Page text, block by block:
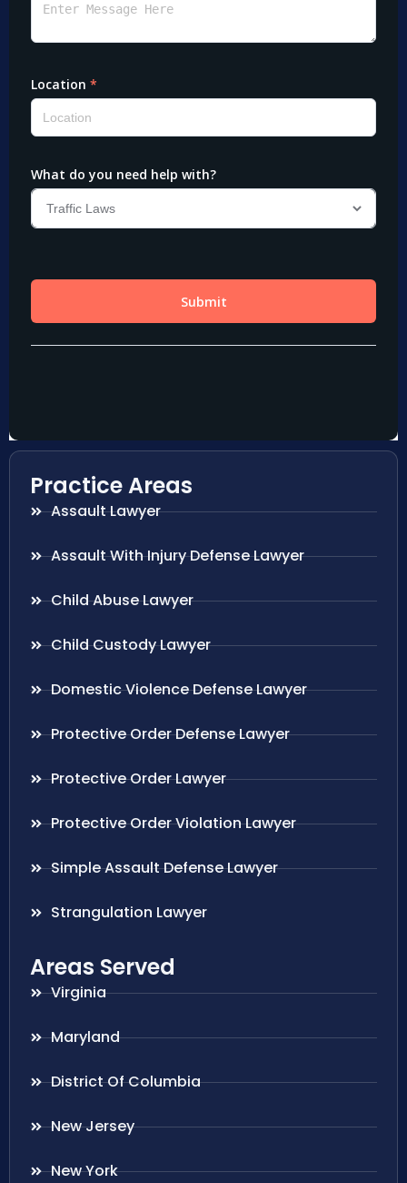
Practice Areas
Assault Lawyer
Assault With Injury Defense Lawyer
Child Abuse Lawyer
Child Custody Lawyer
Domestic Violence Defense Lawyer
Protective Order Defense Lawyer
Protective Order Lawyer
Protective Order Violation Lawyer
Simple Assault Defense Lawyer
Strangulation Lawyer
Areas Served
Virginia
Maryland
District Of Columbia
New Jersey
New York